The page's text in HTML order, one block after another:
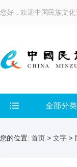
您好，欢迎中国民族文化
全部分类
您的位置: 首页 > 文字 >